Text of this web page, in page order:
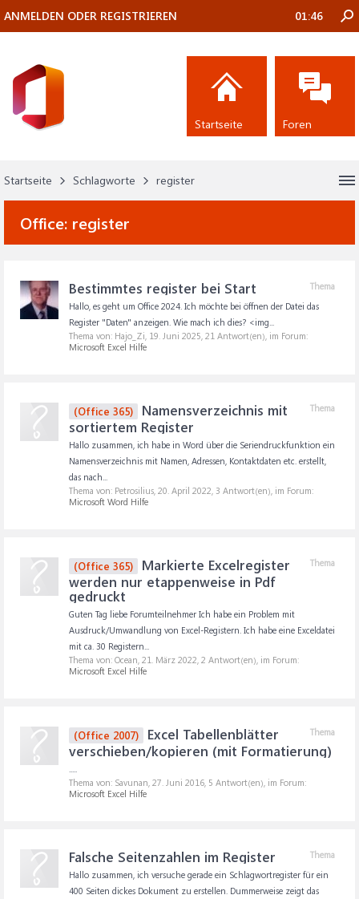
Startseite Schlagworte register
Office: register
Thema
Bestimmtes register bei Start
Hallo, es geht um Office 2024. Ich möchte bei öffnen der Datei das
Register "Daten" anzeigen. Wie mach ich dies? <img...
Thema von: Hajo_Zi, 19. Juni 2025, 21 Antwort(en), im Forum:
Microsoft Excel Hilfe
Thema
(Office 365)
Namensverzeichnis mit
sortiertem Register
Hallo zusammen, ich habe in Word über die Seriendruckfunktion ein
Namensverzeichnis mit Namen, Adressen, Kontaktdaten etc. erstellt,
das nach...
Thema von: Petrosilius, 20. April 2022, 3 Antwort(en), im Forum:
Microsoft Word Hilfe
Thema
(Office 365)
Markierte Excelregister
werden nur etappenweise in Pdf
gedruckt
Guten Tag liebe Forumteilnehmer Ich habe ein Problem mit
Ausdruck/Umwandlung von Excel-Registern. Ich habe eine Exceldatei
mit ca. 30 Registern...
Thema von: Ocean, 21. März 2022, 2 Antwort(en), im Forum:
Microsoft Excel Hilfe
Thema
(Office 2007)
Excel Tabellenblätter
verschieben/kopieren (mit Formatierung)
.....
Thema von: Savunan, 27. Juni 2016, 5 Antwort(en), im Forum:
Microsoft Excel Hilfe
Thema
Falsche Seitenzahlen im Register
Hallo zusammen, ich versuche gerade ein Schlagwortregister für ein
400 Seiten dickes Dokument zu erstellen. Dummerweise zeigt das
ANMELDEN ODER REGISTRIEREN 01:46
Startseite Foren